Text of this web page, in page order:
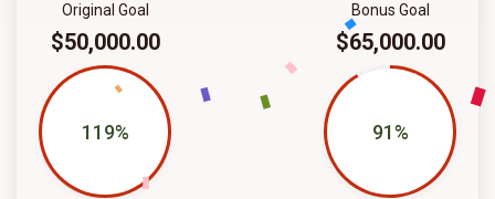
Bonus Goal
$65,000.00
91%
Original Goal
$50,000.00
119%